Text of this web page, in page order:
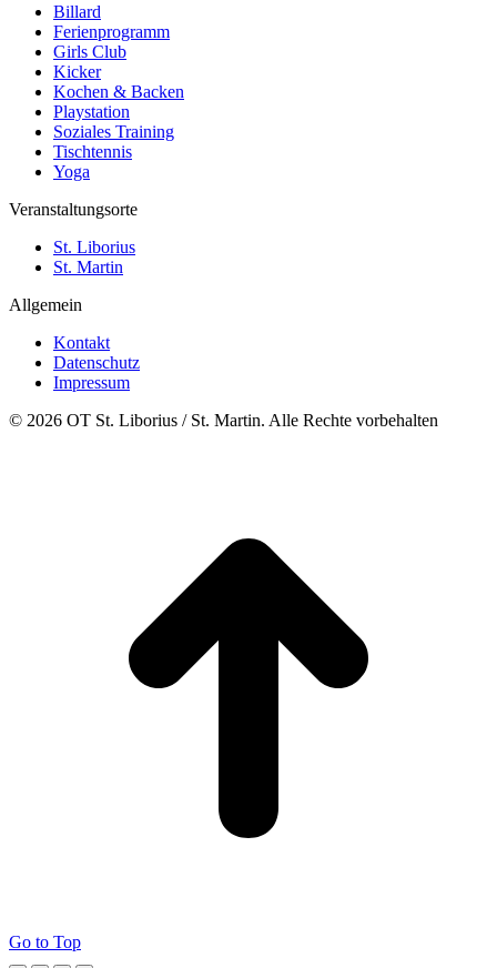
Billard
Ferienprogramm
Girls Club
Kicker
Kochen & Backen
Playstation
Soziales Training
Tischtennis
Yoga
Veranstaltungsorte
St. Liborius
St. Martin
Allgemein
Kontakt
Datenschutz
Impressum
© 2026 OT St. Liborius / St. Martin. Alle Rechte vorbehalten
Go to Top